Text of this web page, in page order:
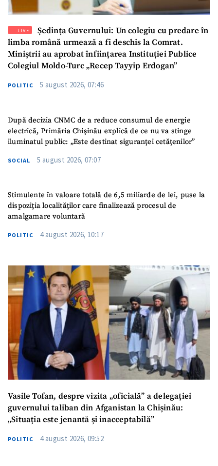
LIVE
Ședința Guvernului: Un colegiu cu predare în
limba română urmează a fi deschis la Comrat.
Miniștrii au aprobat înființarea Instituției Publice
Colegiul Moldo-Turc „Recep Tayyip Erdogan”
POLITIC 5 august 2026, 07:46
După decizia CNMC de a reduce consumul de energie
electrică, Primăria Chișinău explică de ce nu va stinge
iluminatul public: „Este destinat siguranței cetățenilor”
SOCIAL 5 august 2026, 07:07
Stimulente în valoare totală de 6,5 miliarde de lei, puse la
dispoziția localităților care finalizează procesul de
amalgamare voluntară
POLITIC 4 august 2026, 10:17
Vasile Tofan, despre vizita „oficială” a delegației
guvernului taliban din Afganistan la Chișinău:
„Situația este jenantă și inacceptabilă”
POLITIC 4 august 2026, 09:52